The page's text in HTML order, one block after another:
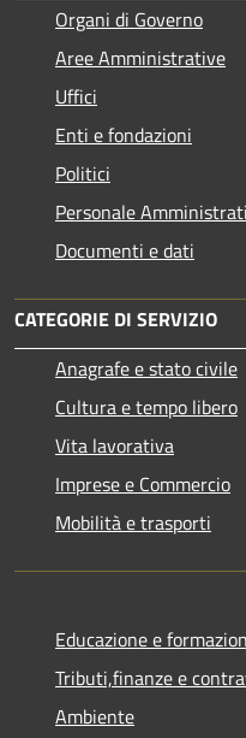
Organi di Governo
Aree Amministrative
Uffici
Enti e fondazioni
Politici
Personale
Documenti e dati
CATEGORIE DI SERVIZIO
Anagrafe e stato civile
Cultura e tempo libero
Vita lavorativa
Imprese e Commercio
Mobilità e trasporti
Educazione e
Tributi,finanze e
Ambiente